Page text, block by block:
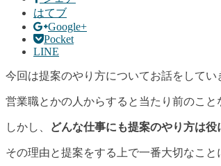
はてブ
Google+
Pocket
LINE
今回は提案のやり方についてお話をしてい
営業職とかの人からすると当たり前のこ
しかし、 どんな仕事にも提案のやり方は役
その理由と提案をする上で一番大切なこと